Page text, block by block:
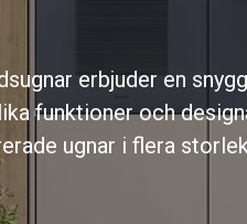
erbjuder en
funktioner och
ugnar i flera